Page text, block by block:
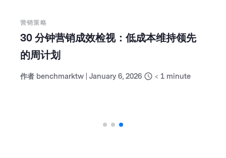
营销策略
2026 年邮件营销：该保留、舍弃以及尝
试什么？
作者 benchmarktw February 25, 2026 < 1 minute